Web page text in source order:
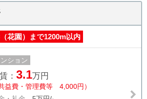
花園）まで1200m以内
ション
： 3.1万円
共益費・管理費等 4,000円）